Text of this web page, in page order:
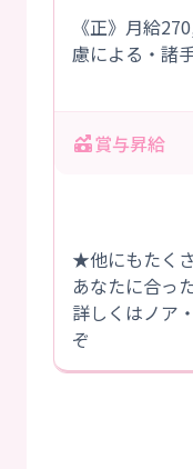
《正》月給
慮による・諸
※試用
賞与昇給
★他にもたく
あなたに合っ
詳しくはノア
ぞ